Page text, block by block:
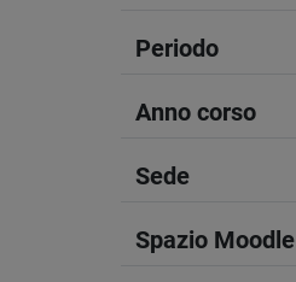
Periodo
Anno corso
Sede
Spazio Moodle